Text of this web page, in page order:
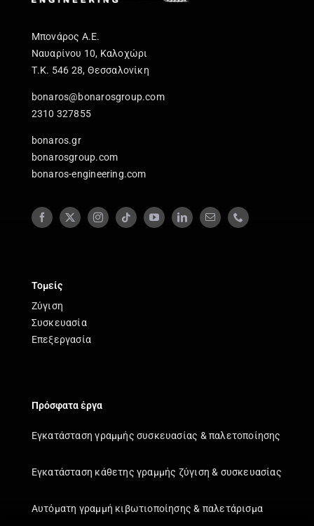
Μπονάρος Α.Ε.
Ναυαρίνου 10, Καλοχώρι
Τ.Κ. 546 28, Θεσσαλονίκη
bonaros@bonarosgroup.com
2310 327855
bonaros.gr
bonarosgroup.com
bonaros-engineering.com
Τομείς
Ζύγιση
Συσκευασία
Επεξεργασία
Πρόσφατα έργα
Εγκατάσταση γραμμής συσκευασίας & παλετοποίησης
Εγκατάσταση κάθετης γραμμής ζύγιση & συσκευασίας
Αυτόματη γραμμή κιβωτιοποίησης & παλετάρισμα